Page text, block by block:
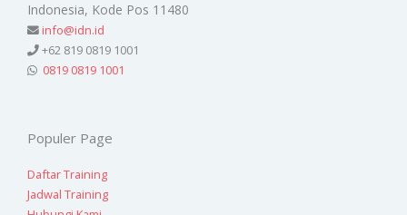
Indonesia, Kode Pos 11480
info@idn.id
+62 819 0819 1001
0819 0819 1001
Populer Page
Daftar Training
Jadwal Training